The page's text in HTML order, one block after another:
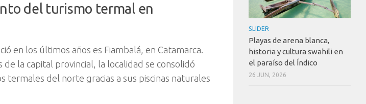
del turismo termal en
en los últimos años es Fiambalá, en Catamarca.
la capital provincial, la localidad se consolidó
termales del norte gracias a sus piscinas naturales
SLIDER
Playas de arena blanca,
historia y cultura swahili en
el paraíso del Índico
26 JUN, 2026